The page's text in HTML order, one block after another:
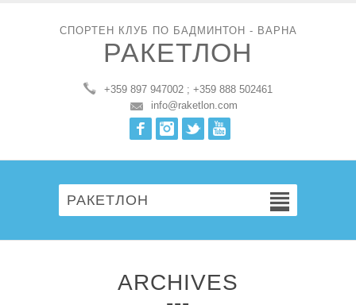
СПОРТЕН КЛУБ ПО БАДМИНТОН - ВАРНА
РАКЕТЛОН
+359 897 947002 ; +359 888 502461
info@raketlon.com
FacebookInstagram
Twitter
РАКЕТЛОН
ARCHIVES